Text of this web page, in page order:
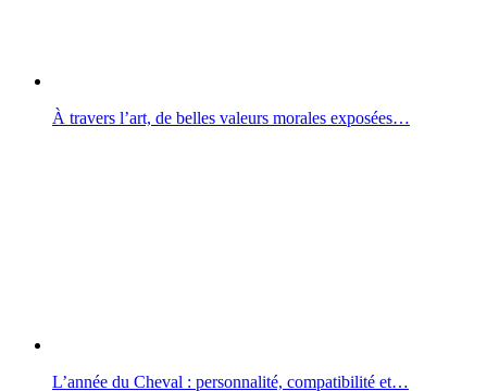
À travers l’art, de belles valeurs morales exposées…
L’année du Cheval : personnalité, compatibilité et…